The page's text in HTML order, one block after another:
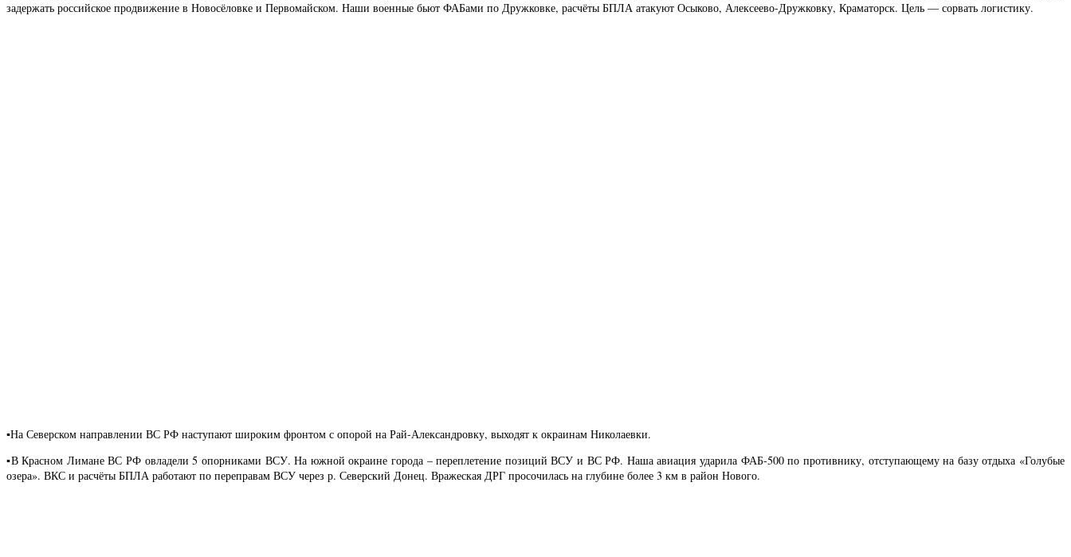
задержать российское продвижение в Новосёловке и Первомайском. Наши военные бьют ФАБами по Дружковке, расчёты БПЛА атакуют Осыково, Алексеево-Дружковку, Краматорск. Цель — сорвать логистику.
▪️На Северском направлении ВС РФ наступают широким фронтом с опорой на Рай-Александровку, выходят к окраинам Николаевки.
▪️В Красном Лимане ВС РФ овладели 5 опорниками ВСУ. На южной окраине города – переплетение позиций ВСУ и ВС РФ. Наша авиация ударила ФАБ-500 по противнику, отступающему на базу отдыха «Голубые
озера». ВКС и расчёты БПЛА работают по переправам ВСУ через р. Северский Донец. Вражеская ДРГ просочилась на глубине более 3 км в район Нового.